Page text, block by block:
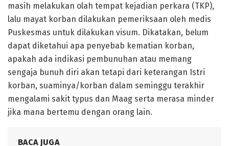
masih melakukan olah tempat kejadian perkara (TKP),
lalu mayat korban dilakukan pemeriksaan oleh medis
Puskesmas untuk dilakukan visum. Dikatakan, belum
dapat diketahui apa penyebab kematian korban,
apakah ada indikasi pembunuhan atau memang
sengaja bunuh diri akan tetapi dari keterangan Istri
korban, suaminya/korban dalam seminggu terakhir
mengalami sakit typus dan Maag serta merasa minder
jika mana bertemu dengan orang lain.
BACA JUGA